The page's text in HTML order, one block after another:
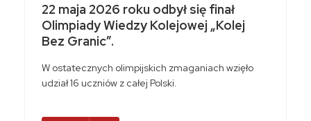
22 maja 2026 roku odbył się finał
Olimpiady Wiedzy Kolejowej „Kolej
Bez Granic”.
W ostatecznych olimpijskich zmaganiach wzięło
udział 16 uczniów z całej Polski.